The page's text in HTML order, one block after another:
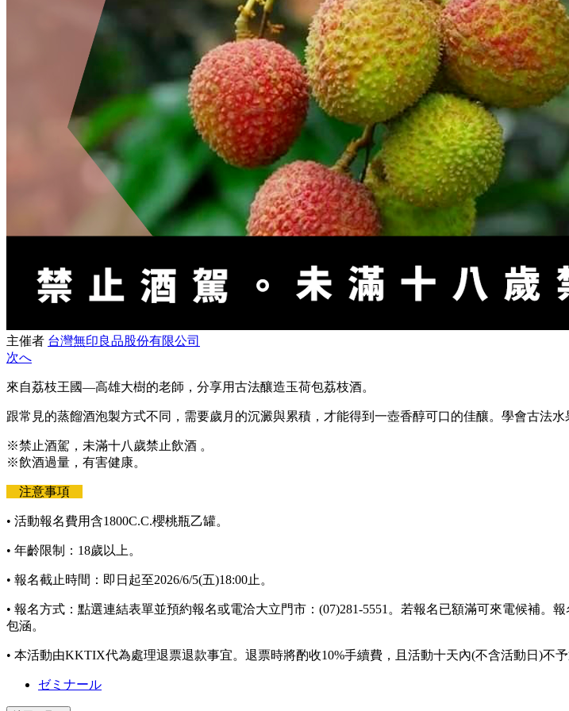
主催者 台灣無印良品股份有限公司
次へ
來自荔枝王國—高雄大樹的老師，分享用古法釀造玉荷包荔枝酒。
跟常見的蒸餾酒泡製方式不同，需要歲月的沉澱與累積， 才能得到 一壺香醇可口的佳釀。 學會古法水
※禁止酒駕，未滿十八歲禁止飲酒 。
※飲酒過量，有害健康。
注意事項
• 活動報名費用含1800C.C.櫻桃瓶乙罐。
• 年齡限制： 18歲以上。
​• 報名截止時間： 即日 起至2026/6/5(五)18:00止。
​• 報名方式： 點選連結表單並預約報名或電洽大立門市： (07)281-5551 。若報名已額滿可來電候補。
包涵。
​• 本活動由KKTIX代為處理退票退款事宜。退票時將酌收10%手續費，且活動十天內(不含活動日)不
ゼミナール